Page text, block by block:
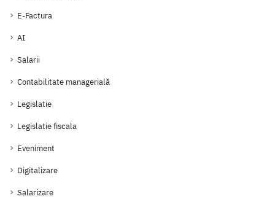
E-Factura
AI
Salarii
Contabilitate managerială
Legislatie
Legislatie fiscala
Eveniment
Digitalizare
Salarizare